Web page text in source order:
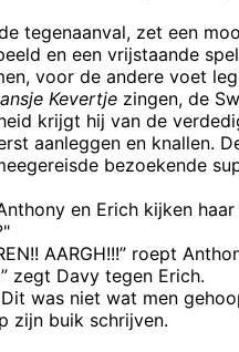
tegenaanval, zet een
en een vrijstaande
voor de andere voet
Kevertje zingen, de
krijgt hij van de
aanleggen en knallen.
bezoekende
en Erich kijken
AARGH!!!” roept
zegt Davy tegen Erich.
was niet wat men
zijn buik schrijven.